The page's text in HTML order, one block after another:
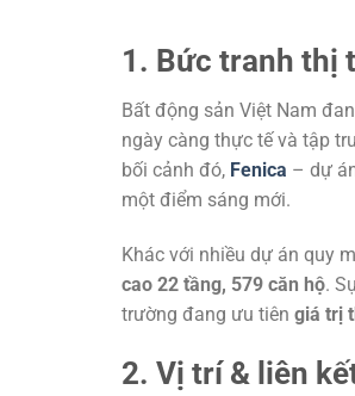
1. Bức tranh thị
Bất động sản Việt Nam
ngày càng thực tế và tập
bối cảnh đó, Fenica – dự
một điểm sáng mới.
Khác với nhiều dự án quy
cao 22 tầng, 579 căn hộ.
trường đang ưu tiên giá trị
2. Vị trí & liên